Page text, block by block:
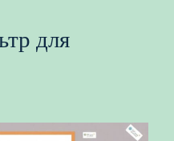
для